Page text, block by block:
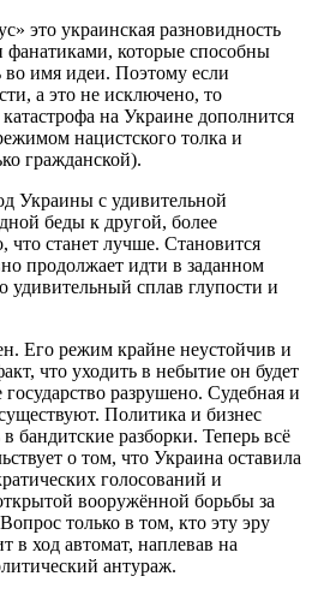
это украинская разновидность
которые способны
во имя идеи. Поэтому если
а это не исключено, то
на Украине дополнится
нацистского толка и
гражданской).
Украины с удивительной
беды к другой, более
что станет лучше. Становится
продолжает идти в заданном
удивительный сплав глупости и
Его режим крайне неустойчив и
что уходить в небытие он будет
разрушено. Судебная и
Политика и бизнес
бандитские разборки. Теперь всё
о том, что Украина оставила
голосований и
вооружённой борьбы за
только в том, кто эту эру
в ход автомат, наплевав на
антураж.